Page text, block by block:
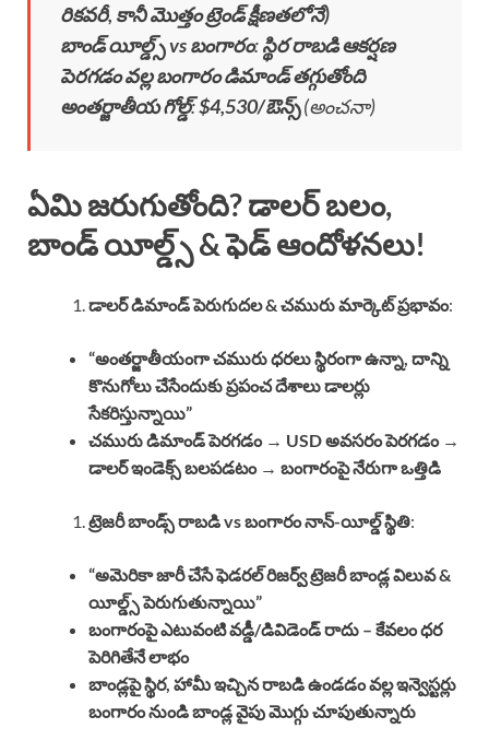
రికవరీ, కానీ మొత్తం ట్రెండ్ క్షీణతలోనే)
బాండ్ యీల్డ్స్ vs బంగారం:స్థిర రాబడి ఆకర్షణ
పెరగడం వల్ల బంగారం డిమాండ్ తగ్గుతోంది
అంతర్జాతీయ గోల్డ్:$4,530/ఔన్స్(అంచనా)
ఏమి జరుగుతోంది? డాలర్ బలం,
బాండ్ యీల్డ్స్ & ఫెడ్ ఆందోళనలు!
డాలర్ డిమాండ్ పెరుగుదల & చమురు మార్కెట్ ప్రభావం:
“అంతర్జాతీయంగా చమురు ధరలు స్థిరంగా ఉన్నా, దాన్ని
కొనుగోలు చేసేందుకు ప్రపంచ దేశాలు డాలర్లు
సేకరిస్తున్నాయి”
చమురు డిమాండ్ పెరగడం → USD అవసరం పెరగడం →
డాలర్ ఇండెక్స్ బలపడటం → బంగారంపై నేరుగా ఒత్తిడి
ట్రెజరీ బాండ్స్ రాబడి vs బంగారం నాన్-యీల్డ్ స్థితి:
“అమెరికా జారీ చేసే ఫెడరల్ రిజర్వ్ ట్రెజరీ బాండ్ల విలువ &
యీల్డ్స్ పెరుగుతున్నాయి”
బంగారంపై ఎటువంటి వడ్డీ/డివిడెండ్ రాదు – కేవలం ధర
పెరిగితేనే లాభం
బాండ్లపై స్థిర, హామీ ఇచ్చిన రాబడి ఉండడం వల్ల ఇన్వెస్టర్లు
బంగారం నుండి బాండ్ల వైపు మొగ్గు చూపుతున్నారు